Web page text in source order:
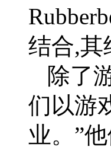
结合,其
除了
们以游
业。”